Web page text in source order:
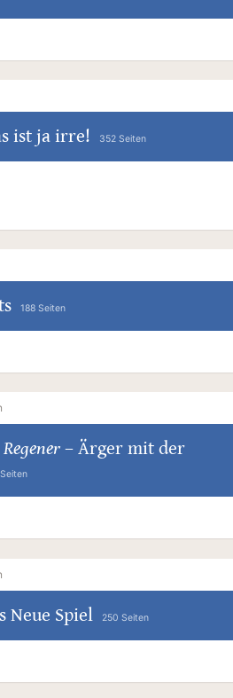
ist ja irre! 352 Seiten
188 Seiten
– Ärger mit der
Neue Spiel 250 Seiten